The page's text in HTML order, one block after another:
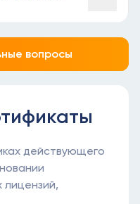
вопросы
действующего